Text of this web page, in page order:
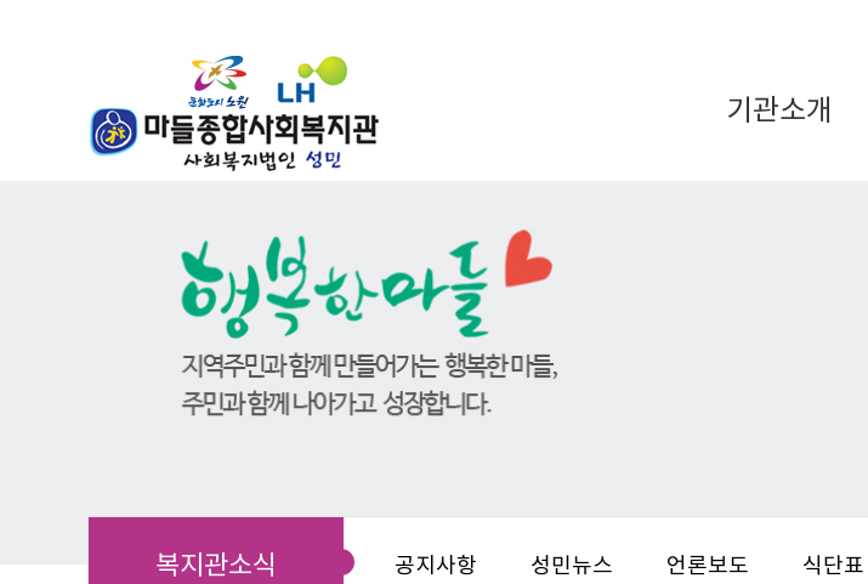
기관소개
복지관소식 공지사항 성민뉴스 언론보도 식단표